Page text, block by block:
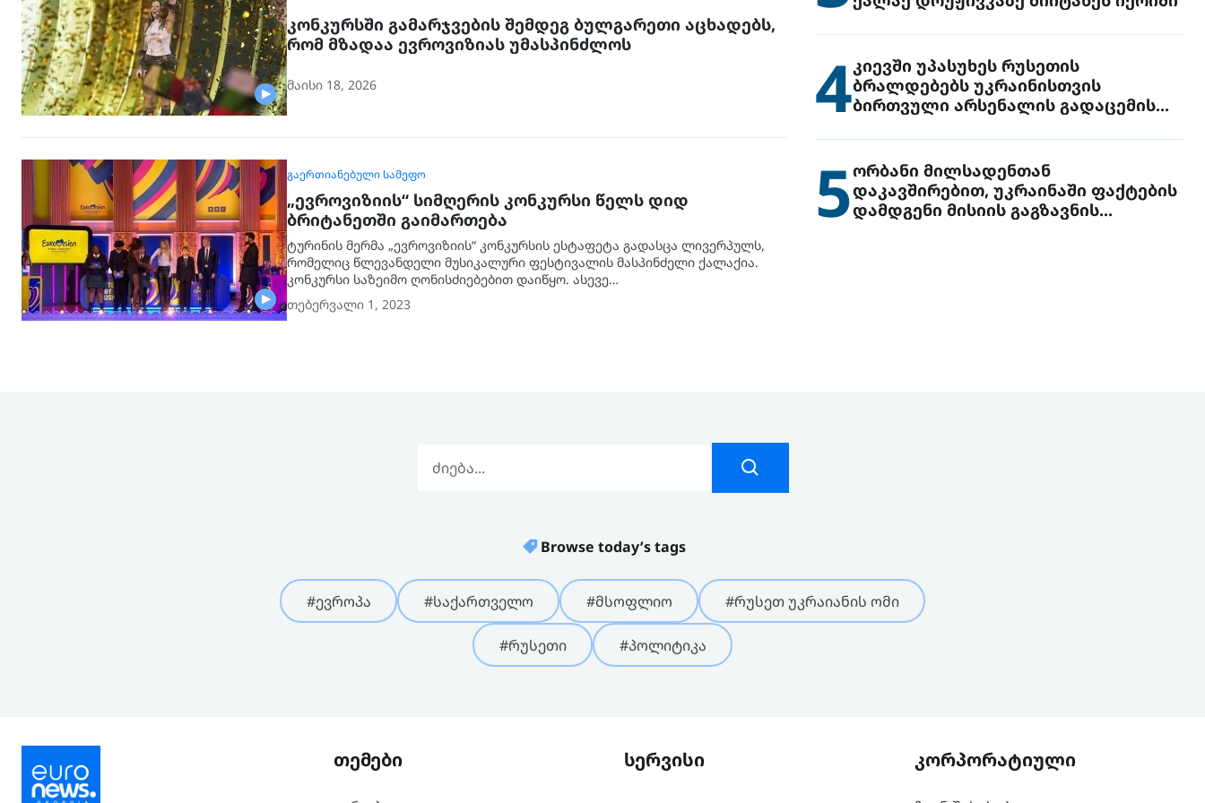
კონკურსში გამარჯვების შემდეგ ბულგარეთი აცხადებს,
რომ მზადაა ევროვიზიას უმასპინძლოს
მაისი 18, 2026
ᲒᲐᲔᲠᲗᲘᲐᲜᲔᲑᲣᲚᲘ ᲡᲐᲛᲔᲤᲝ
„ევროვიზიის“ სიმღერის კონკურსი წელს დიდ
ბრიტანეთში გაიმართება
ტურინის მერმა „ევროვიზიის“ კონკურსის ესტაფეტა გადასცა ლივერპულს,
რომელიც წლევანდელი მუსიკალური ფესტივალის მასპინძელი ქალაქია.
კონკურსი საზეიმო ღონისძიებებით დაიწყო. ასევე…
თებერვალი 1, 2023
4კიევში უპასუხეს რუსეთის
ბრალდებებს უკრაინისთვის
ბირთვული არსენალის გადაცემის
5ორბანი მილსადენთან
დაკავშირებით, უკრაინაში ფაქტების
დამდგენი მისიის გაგზავნის
Browse today’s tags
#ევროპა #საქართველო #მსოფლიო #რუსეთ უკრაიანის ომი
#რუსეთი #პოლიტიკა
თემები სერვისი კორპორატიული